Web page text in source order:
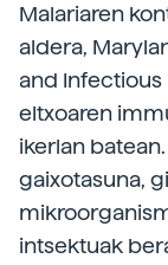
Malariaren
aldera,
and Infectious
eltxoaren
ikerlan
gaixotasuna,
intsektuak